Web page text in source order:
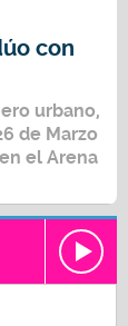
con
urbano,
de Marzo
el Arena